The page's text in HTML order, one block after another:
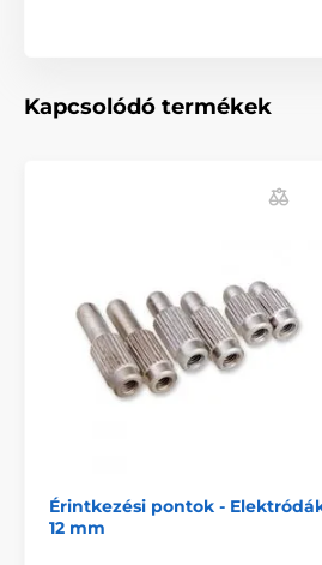
Kapcsolódó termékek
Érintkezési pontok -
12 mm